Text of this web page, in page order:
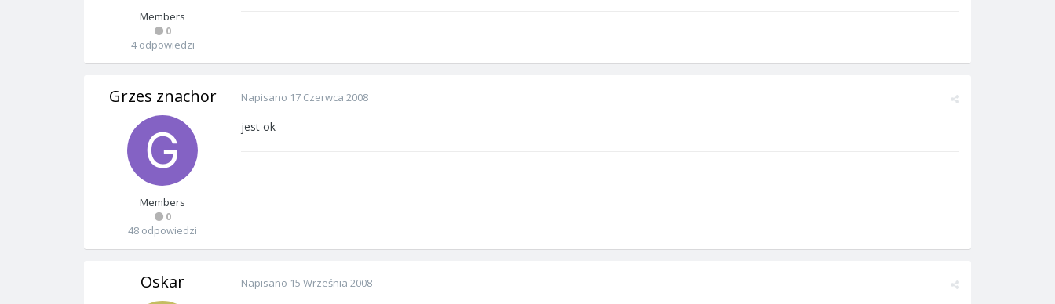
Members
0
4 odpowiedzi
Grzes znachor
Members
0
48 odpowiedzi
Napisano 17 Czerwca 2008
jest ok
Oskar Napisano 15 Września 2008